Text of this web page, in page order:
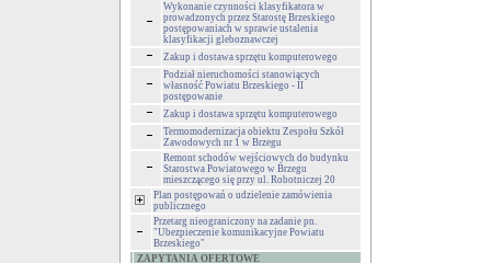
Wykonanie czynności klasyfikatora w
prowadzonych przez Starostę Brzeskiego
postępowaniach w sprawie ustalenia
klasyfikacji gleboznawczej
Zakup i dostawa sprzętu komputerowego
Podział nieruchomości stanowiących
własność Powiatu Brzeskiego - II
postępowanie
Zakup i dostawa sprzętu komputerowego
Termomodernizacja obiektu Zespołu Szkół
Zawodowych nr 1 w Brzegu
Remont schodów wejściowych do budynku
Starostwa Powiatowego w Brzegu
mieszczącego się przy ul. Robotniczej 20
Plan postępowań o udzielenie zamówienia
publicznego
Przetarg nieograniczony na zadanie pn.
"Ubezpieczenie komunikacyjne Powiatu
Brzeskiego"
ZAPYTANIA OFERTOWE